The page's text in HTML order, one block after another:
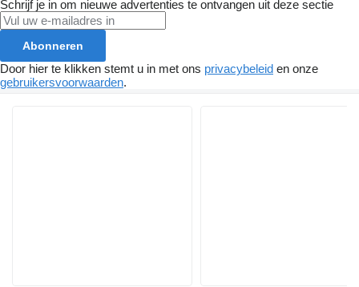
Schrijf je in om nieuwe advertenties te ontvangen uit deze sectie
Abonneren
Door hier te klikken stemt u in met ons privacybeleid en onze
gebruikersvoorwaarden.